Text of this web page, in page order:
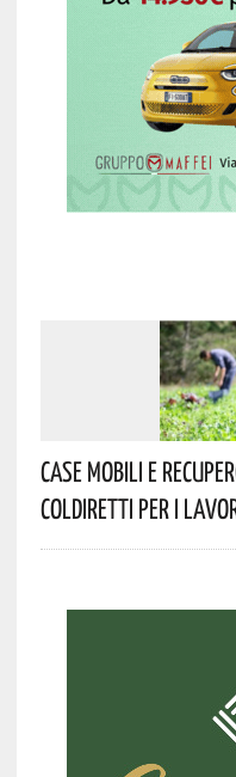
Case Mobili E
Coldiretti Per I